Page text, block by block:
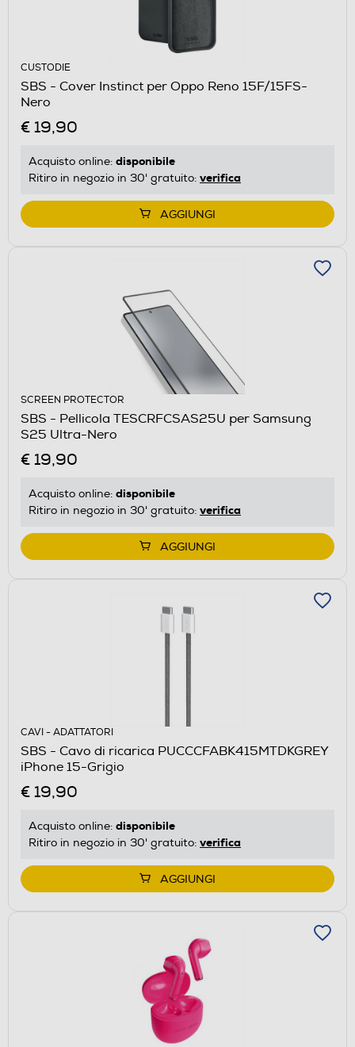
CUSTODIE
SBS - Cover Instinct per Oppo Reno 15F/15FS-
Nero
€ 19,90
Acquisto online: disponibile
Ritiro in negozio in 30' gratuito: verifica
AGGIUNGI
SCREEN PROTECTOR
SBS - Pellicola TESCRFCSAS25U per Samsung
S25 Ultra-Nero
€ 19,90
Acquisto online: disponibile
Ritiro in negozio in 30' gratuito: verifica
AGGIUNGI
CAVI - ADATTATORI
SBS - Cavo di ricarica PUCCCFABK415MTDKGREY
iPhone 15-Grigio
€ 19,90
Acquisto online: disponibile
Ritiro in negozio in 30' gratuito: verifica
AGGIUNGI